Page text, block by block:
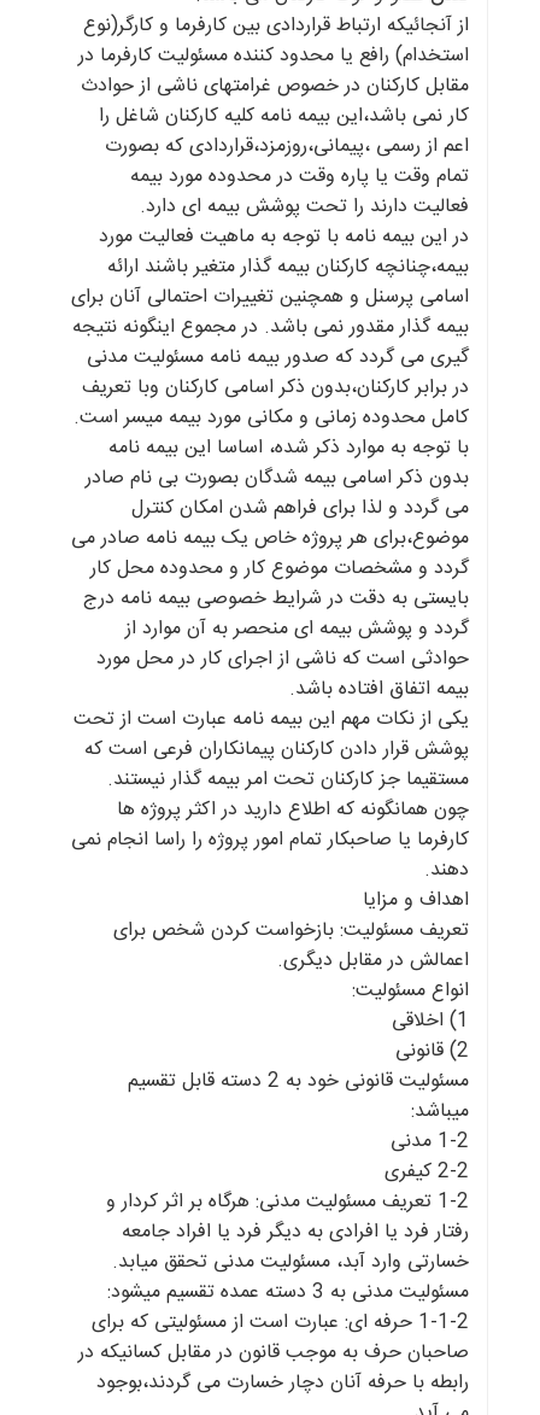
از آنجائیکه ارتباط قراردادی بین کارفرما و کارگر(نوع
استخدام) رافع یا محدود کننده مسئولیت کارفرما در
مقابل کارکنان در خصوص غرامتهای ناشی از حوادث
کار نمی باشد،این بیمه نامه کلیه کارکنان شاغل را
اعم از رسمی ،پیمانی،روزمزد،قراردادی که بصورت
تمام وقت یا پاره وقت در محدوده مورد بیمه
فعالیت دارند را تحت پوشش بیمه ای دارد.
در این بیمه نامه با توجه به ماهیت فعالیت مورد
بیمه،چنانچه کارکنان بیمه گذار متغیر باشند ارائه
اسامی پرسنل و همچنین تغییرات احتمالی آنان برای
بیمه گذار مقدور نمی باشد. در مجموع اینگونه نتیجه
گیری می گردد که صدور بیمه نامه مسئولیت مدنی
در برابر کارکنان،بدون ذکر اسامی کارکنان وبا تعریف
کامل محدوده زمانی و مکانی مورد بیمه میسر است.
با توجه به موارد ذکر شده، اساسا این بیمه نامه
بدون ذکر اسامی بیمه شدگان بصورت بی نام صادر
می گردد و لذا برای فراهم شدن امکان کنترل
موضوع،برای هر پروژه خاص یک بیمه نامه صادر می
گردد و مشخصات موضوع کار و محدوده محل کار
بایستی به دقت در شرایط خصوصی بیمه نامه درج
گردد و پوشش بیمه ای منحصر به آن موارد از
حوادثی است که ناشی از اجرای کار در محل مورد
بیمه اتفاق افتاده باشد.
یکی از نکات مهم این بیمه نامه عبارت است از تحت
پوشش قرار دادن کارکنان پیمانکاران فرعی است که
مستقیما جز کارکنان تحت امر بیمه گذار نیستند.
چون همانگونه که اطلاع دارید در اکثر پروژه ها
کارفرما یا صاحبکار تمام امور پروژه را راسا انجام نمی
دهند.
اهداف و مزایا
تعریف مسئولیت: بازخواست کردن شخص برای
اعمالش در مقابل دیگری.
انواع مسئولیت:
1) اخلاقی
2) قانونی
مسئولیت قانونی خود به 2 دسته قابل تقسیم
میباشد:
1-2 مدنی
2-2 کیفری
1-2 تعریف مسئولیت مدنی: هرگاه بر اثر کردار و
رفتار فرد یا افرادی به دیگر فرد یا افراد جامعه
خسارتی وارد آبد، مسئولیت مدنی تحقق میابد.
مسئولیت مدنی به 3 دسته عمده تقسیم میشود:
1-1-2 حرفه ای: عبارت است از مسئولیتی که برای
صاحبان حرف به موجب قانون در مقابل کسانیکه در
رابطه با حرفه آنان دچار خسارت می گردند،بوجود